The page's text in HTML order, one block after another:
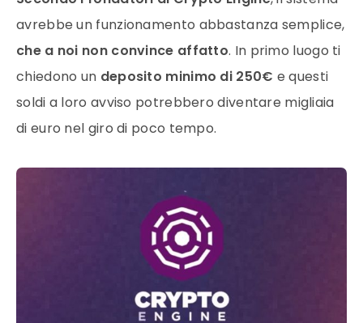
avrebbe un funzionamento abbastanza semplice,
che a noi non convince affatto. In primo luogo ti
chiedono un deposito minimo di 250€ e questi
soldi a loro avviso potrebbero diventare migliaia
di euro nel giro di poco tempo.